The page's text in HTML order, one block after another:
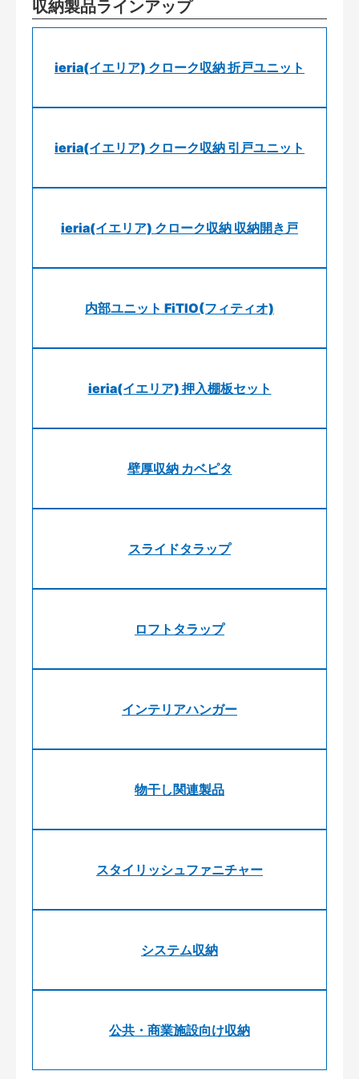
収納製品ラインアップ
ieria(イエリア) クローク収納 折戸ユニット
ieria(イエリア) クローク収納 引戸ユニット
ieria(イエリア) クローク収納 収納開き戸
内部ユニット FiTIO(フィティオ)
ieria(イエリア) 押入棚板セット
壁厚収納 カベピタ
スライドタラップ
ロフトタラップ
インテリアハンガー
物干し関連製品
スタイリッシュファニチャー
システム収納
公共・商業施設向け収納